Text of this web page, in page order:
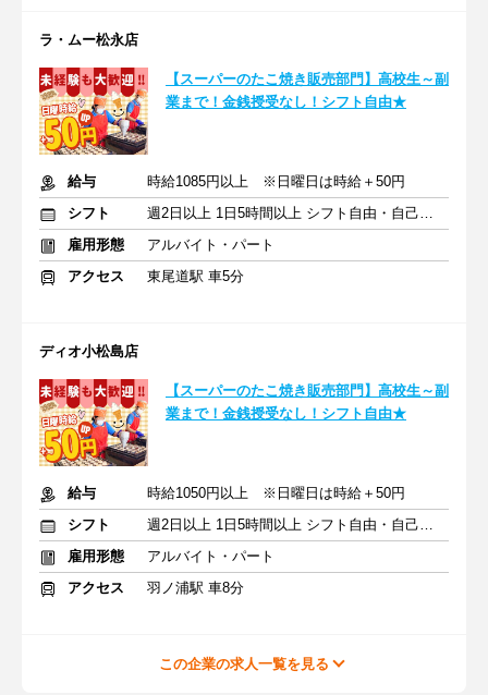
ラ・ムー松永店
【スーパーのたこ焼き販売部門】高校生～副
業まで！金銭授受なし！シフト自由★
給与
時給1085円以上 ※日曜日は時給＋50円
シフト
週2日以上 1日5時間以上 シフト自由・自己申告
雇用形態
アルバイト・パート
アクセス
東尾道駅 車5分
ディオ小松島店
【スーパーのたこ焼き販売部門】高校生～副
業まで！金銭授受なし！シフト自由★
給与
時給1050円以上 ※日曜日は時給＋50円
シフト
週2日以上 1日5時間以上 シフト自由・自己申告
雇用形態
アルバイト・パート
アクセス
羽ノ浦駅 車8分
この企業の求人一覧を見る